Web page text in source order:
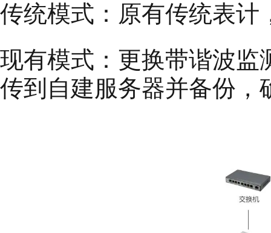
传统模式：原有传统表计
现有模式：更换带谐波监
传到自建服务器并备份，